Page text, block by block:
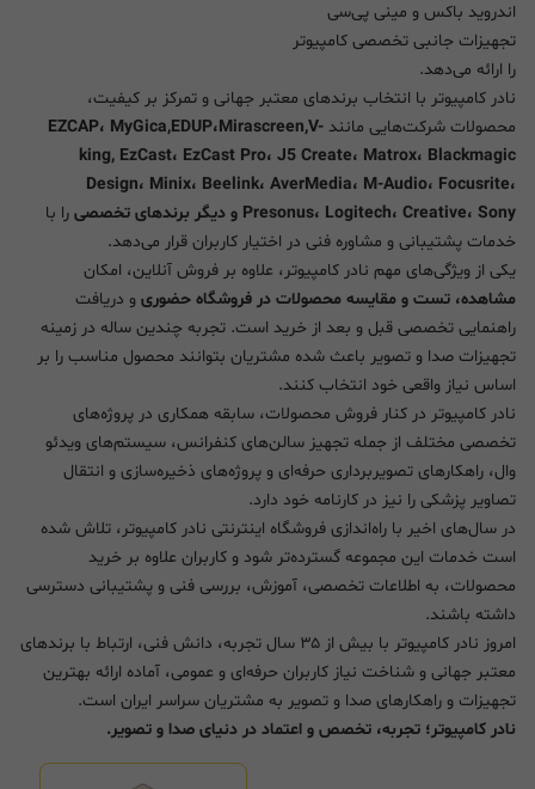
اندروید باکس و مینی پی‌سی
تجهیزات جانبی تخصصی کامپیوتر
را ارائه می‌دهد.
نادر کامپیوتر با انتخاب برندهای معتبر جهانی و تمرکز بر کیفیت،
محصولات شرکت‌هایی مانند EZCAP، MyGica,EDUP،Mirascreen,V-
king, EzCast، EzCast Pro، J5 Create، Matrox، Blackmagic
Design، Minix، Beelink، AverMedia، M-Audio، Focusrite،
Presonus، Logitech، Creative، Sony و دیگر برندهای تخصصی
را با
خدمات پشتیبانی و مشاوره فنی در اختیار کاربران قرار می‌دهد.
یکی از ویژگی‌های مهم نادر کامپیوتر، علاوه بر فروش آنلاین، امکان
مشاهده، تست و مقایسه محصولات در فروشگاه حضوری و دریافت
راهنمایی تخصصی قبل و بعد از خرید است. تجربه چندین ساله در زمینه
تجهیزات صدا و تصویر باعث شده مشتریان بتوانند محصول مناسب را بر
اساس نیاز واقعی خود انتخاب کنند.
نادر کامپیوتر در کنار فروش محصولات، سابقه همکاری در پروژه‌های
تخصصی مختلف از جمله تجهیز سالن‌های کنفرانس، سیستم‌های ویدئو
وال، راهکارهای تصویربرداری حرفه‌ای و پروژه‌های ذخیره‌سازی و انتقال
تصاویر پزشکی را نیز در کارنامه خود دارد.
در سال‌های اخیر با راه‌اندازی فروشگاه اینترنتی نادر کامپیوتر، تلاش شده
است خدمات این مجموعه گسترده‌تر شود و کاربران علاوه بر خرید
محصولات، به اطلاعات تخصصی، آموزش، بررسی فنی و پشتیبانی دسترسی
داشته باشند.
امروز نادر کامپیوتر با بیش از ۳۵ سال تجربه، دانش فنی، ارتباط با برندهای
معتبر جهانی و شناخت نیاز کاربران حرفه‌ای و عمومی، آماده ارائه بهترین
تجهیزات و راهکارهای صدا و تصویر به مشتریان سراسر ایران است.
نادر کامپیوتر؛ تجربه، تخصص و اعتماد در دنیای صدا و تصویر.